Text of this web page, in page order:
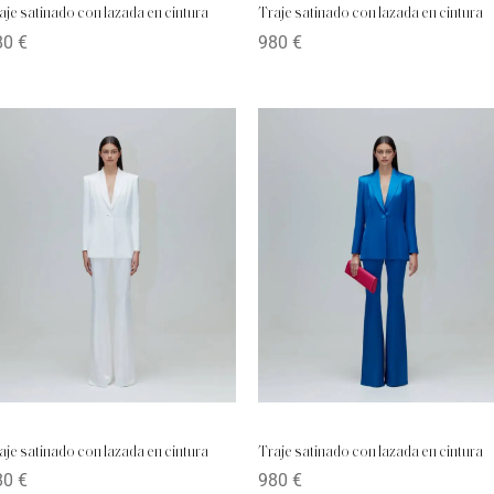
satinado con lazada en cintura
€
Traje satinado con lazada en cintura
980 €
satinado con lazada en cintura
€
Traje satinado con lazada en cintura
980 €